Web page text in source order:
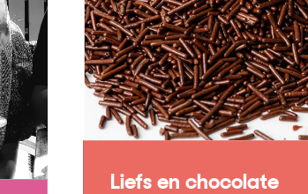
Liefs en chocolate